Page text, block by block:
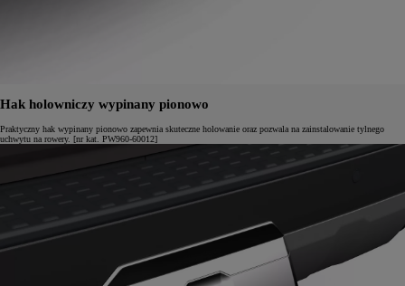
Hak holowniczy wypinany pionowo
Praktyczny hak wypinany pionowo zapewnia skuteczne holowanie oraz pozwala na zainstalowanie tylnego
uchwytu na rowery. [nr kat. PW960-60012]